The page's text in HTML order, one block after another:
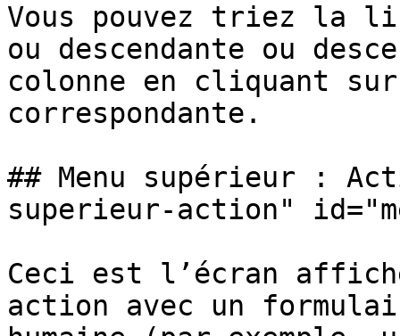
Vous pouvez triez la
ou descendante ou
colonne en cliquant
correspondante.
## Menu supérieur :
superieur-action"
Ceci est l’écran
action avec un